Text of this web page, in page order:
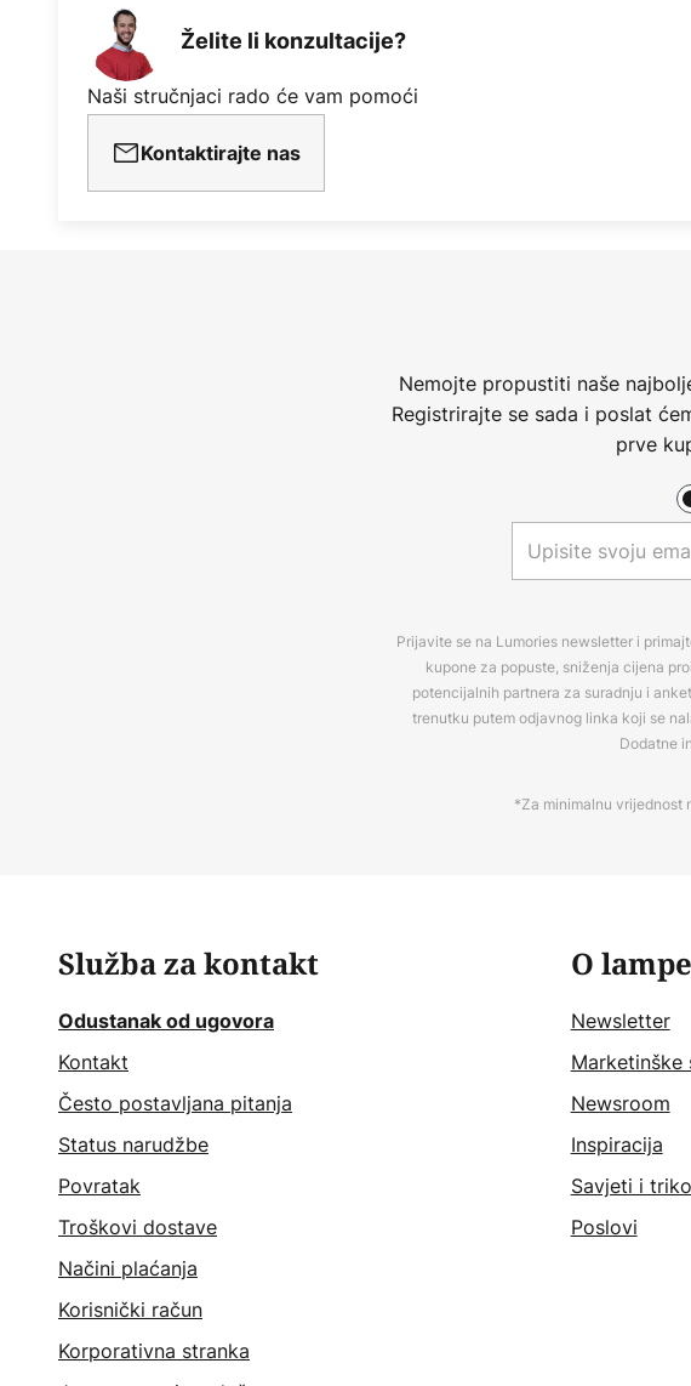
Želite li konzultacije?
Naši stručnjaci rado će vam pomoći
Kontaktirajte nas
Nemojte propustiti naše
Registrirajte se sada i poslat
prve
Prijavite se na Lumories newsletter i
kupone za popuste, sniženja cijena
potencijalnih partnera za suradnju i
trenutku putem odjavnog linka koji se
Dodatne
*Za minimalnu vrijednost
Služba za kontakt
Odustanak od ugovora
Kontakt
Često postavljana pitanja
Status narudžbe
Povratak
Troškovi dostave
Načini plaćanja
Korisnički račun
Korporativna stranka
O
Newsletter
Marketinške
Newsroom
Inspiracija
Savjeti i
Poslovi